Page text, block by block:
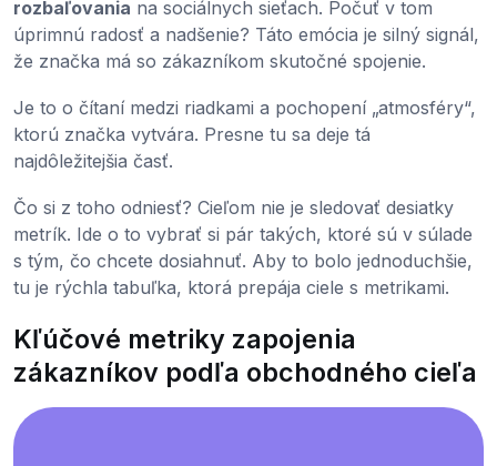
rozbaľovania na sociálnych sieťach. Počuť v tom
úprimnú radosť a nadšenie? Táto emócia je silný signál,
že značka má so zákazníkom skutočné spojenie.
Je to o čítaní medzi riadkami a pochopení „atmosféry“,
ktorú značka vytvára. Presne tu sa deje tá
najdôležitejšia časť.
Čo si z toho odniesť? Cieľom nie je sledovať desiatky
metrík. Ide o to vybrať si pár takých, ktoré sú v súlade
s tým, čo chcete dosiahnuť. Aby to bolo jednoduchšie,
tu je rýchla tabuľka, ktorá prepája ciele s metrikami.
Kľúčové metriky zapojenia
zákazníkov podľa obchodného cieľa